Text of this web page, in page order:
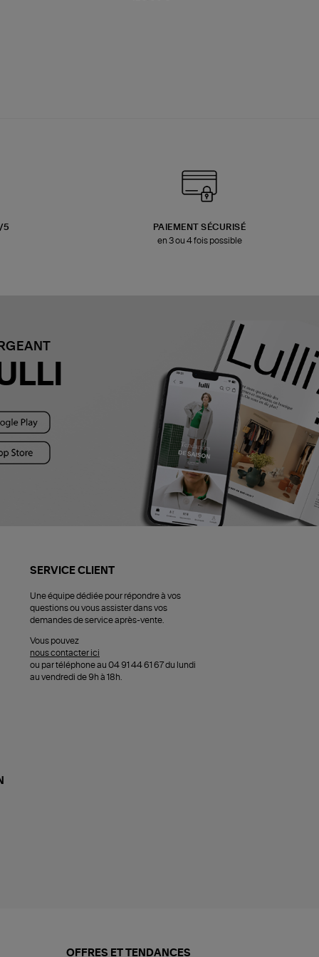
5
PAIEMENT SÉCURISÉ
en 3 ou 4 fois possible
SERVICE CLIENT
Une équipe dédiée pour répondre à vos
questions ou vous assister dans vos
demandes de service après-vente.
Vous pouvez
nous contacter ici
ou par téléphone au 04 91 44 61 67 du lundi
au vendredi de 9h à 18h.
OFFRES ET TENDANCES